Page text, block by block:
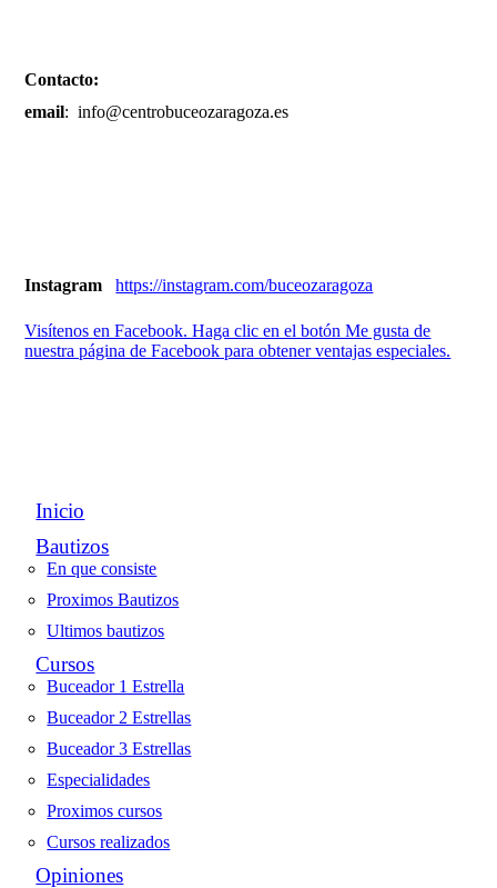
Contacto:
email: info@centrobuceozaragoza.es
Instagram https://instagram.com/buceozaragoza
Visítenos en Facebook. Haga clic en el botón Me gusta de
nuestra página de Facebook para obtener ventajas especiales.
Inicio
Bautizos
En que consiste
Proximos Bautizos
Ultimos bautizos
Cursos
Buceador 1 Estrella
Buceador 2 Estrellas
Buceador 3 Estrellas
Especialidades
Proximos cursos
Cursos realizados
Opiniones